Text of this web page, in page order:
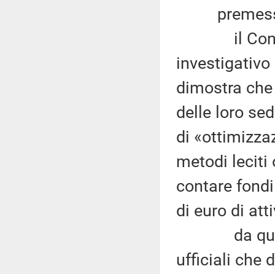
il
dimostra
delle loro
di
metodi leciti
contare
di euro di
da
ufficiali che